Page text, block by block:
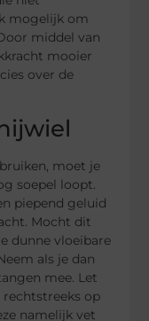
mogelijk om
middel van
mooier
over de
moet je
soepel loopt.
piepend geluid
Mocht dit
dunne vloeibare
als je dan
mee. Let
op
namelijk vet